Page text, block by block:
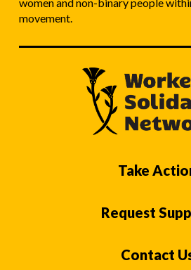
movement.
Take
Request
Contact